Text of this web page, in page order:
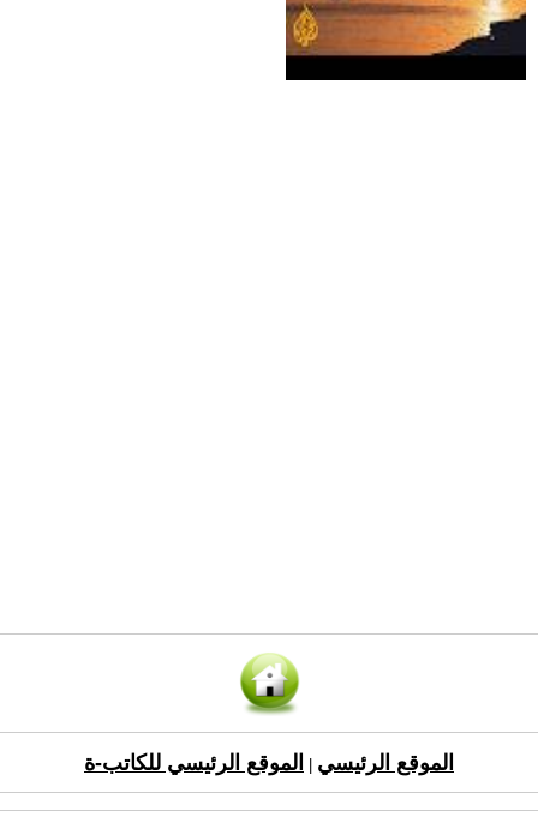
الموقع الرئيسي الموقع الرئيسي للكاتب-ة